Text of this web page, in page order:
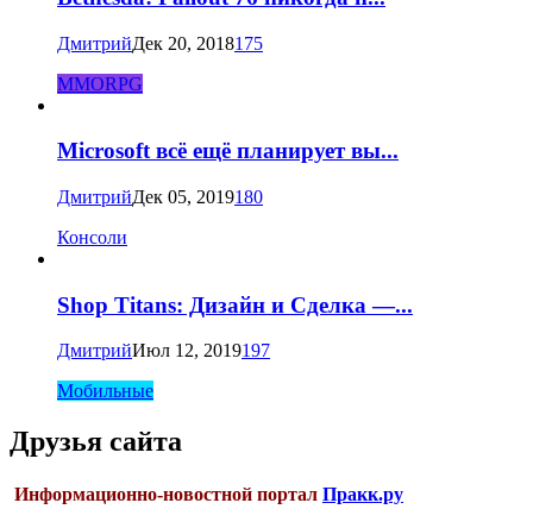
ДмитрийДек 20, 2018175
MMORPG
Microsoft всё ещё планирует вы...
ДмитрийДек 05, 2019180
Консоли
Shop Titans: Дизайн и Сделка —...
ДмитрийИюл 12, 2019197
Мобильные
Друзья сайта
Информационно-новостной портал Пракк.ру